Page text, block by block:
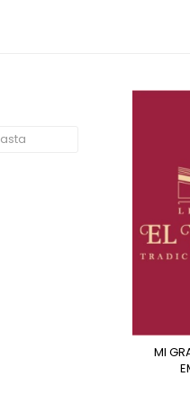
MI GRAN LIBRO DE LAS